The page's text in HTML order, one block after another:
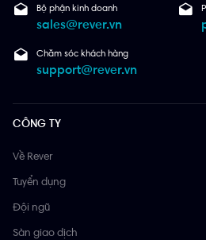
Bộ phận kinh doanh
sales@rever.vn
Chăm sóc khách hàng
support@rever.vn
CÔNG TY
Về Rever
Tuyển dụng
Đội ngũ
Sàn giao dịch